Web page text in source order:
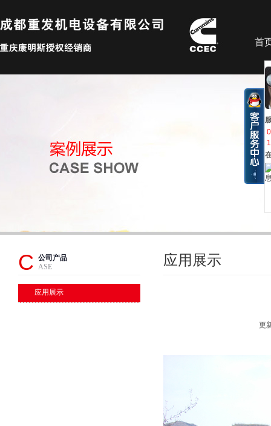
首
C 公司产品
ASE
应用展示
应用展示
更